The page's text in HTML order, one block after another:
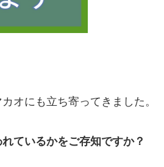
オにも立ち寄ってきました。
ているかをご存知ですか？